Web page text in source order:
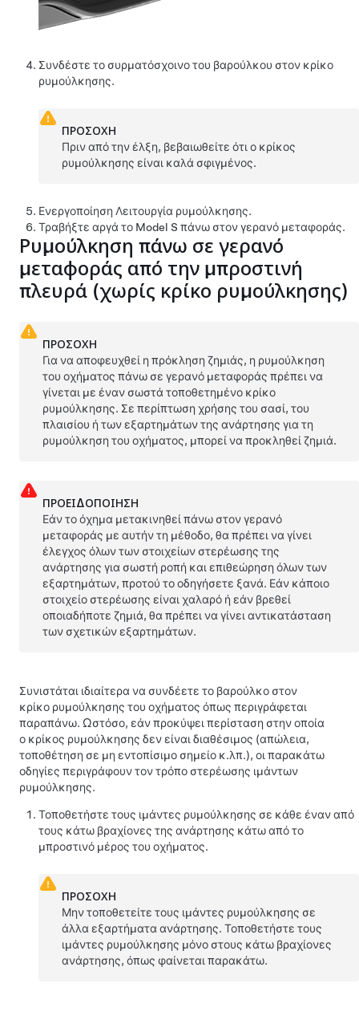
Συνδέστε το συρματόσχοινο του βαρούλκου στον κρίκο
ρυμούλκησης.
ΠΡΟΣΟΧΗ
Πριν από την έλξη, βεβαιωθείτε ότι ο κρίκος
ρυμούλκησης είναι καλά σφιγμένος.
Ενεργοποίηση Λειτουργία ρυμούλκησης.
Τραβήξτε αργά το Model S πάνω στον γερανό μεταφοράς.
Ρυμούλκηση πάνω σε γερανό
μεταφοράς από την μπροστινή
πλευρά (χωρίς κρίκο ρυμούλκησης)
ΠΡΟΣΟΧΗ
Για να αποφευχθεί η πρόκληση ζημιάς, η ρυμούλκηση
του οχήματος πάνω σε γερανό μεταφοράς πρέπει να
γίνεται με έναν σωστά τοποθετημένο κρίκο
ρυμούλκησης. Σε περίπτωση χρήσης του σασί, του
πλαισίου ή των εξαρτημάτων της ανάρτησης για τη
ρυμούλκηση του οχήματος, μπορεί να προκληθεί ζημιά.
ΠΡΟΕΙΔΟΠΟΊΗΣΗ
Εάν το όχημα μετακινηθεί πάνω στον γερανό
μεταφοράς με αυτήν τη μέθοδο, θα πρέπει να γίνει
έλεγχος όλων των στοιχείων στερέωσης της
ανάρτησης για σωστή ροπή και επιθεώρηση όλων των
εξαρτημάτων, προτού το οδηγήσετε ξανά. Εάν κάποιο
στοιχείο στερέωσης είναι χαλαρό ή εάν βρεθεί
οποιαδήποτε ζημιά, θα πρέπει να γίνει αντικατάσταση
των σχετικών εξαρτημάτων.
Συνιστάται ιδιαίτερα να συνδέετε το βαρούλκο στον
κρίκο ρυμούλκησης του οχήματος όπως περιγράφεται
παραπάνω. Ωστόσο, εάν προκύψει περίσταση στην οποία
ο κρίκος ρυμούλκησης δεν είναι διαθέσιμος (απώλεια,
τοποθέτηση σε μη εντοπίσιμο σημείο κ.λπ.), οι παρακάτω
οδηγίες περιγράφουν τον τρόπο στερέωσης ιμάντων
ρυμούλκησης.
Τοποθετήστε τους ιμάντες ρυμούλκησης σε κάθε έναν από
τους κάτω βραχίονες της ανάρτησης κάτω από το
μπροστινό μέρος του οχήματος.
ΠΡΟΣΟΧΗ
Μην τοποθετείτε τους ιμάντες ρυμούλκησης σε
άλλα εξαρτήματα ανάρτησης. Τοποθετήστε τους
ιμάντες ρυμούλκησης μόνο στους κάτω βραχίονες
ανάρτησης, όπως φαίνεται παρακάτω.